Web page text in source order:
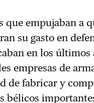
que empujaban a
su gasto en
en los últimos
empresas de
de fabricar y
bélicos